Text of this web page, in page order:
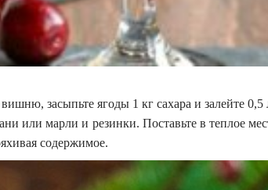
засыпьте ягоды 1 кг сахара и залейте 0,5
или марли и резинки. Поставьте в теплое
содержимое.